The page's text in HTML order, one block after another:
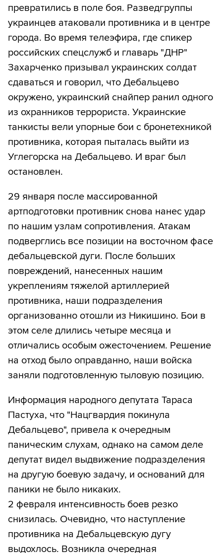
превратились в поле боя. Разведгруппы
украинцев атаковали противника и в центре
города. Во время телеэфира, где спикер
российских спецслужб и главарь "ДНР"
Захарченко призывал украинских солдат
сдаваться и говорил, что Дебальцево
окружено, украинский снайпер ранил одного
из охранников террориста. Украинские
танкисты вели упорные бои с бронетехникой
противника, которая пыталась выйти из
Углегорска на Дебальцево. И враг был
остановлен.
29 января после массированной
артподготовки противник снова нанес удар
по нашим узлам сопротивления. Атакам
подверглись все позиции на восточном фасе
дебальцевской дуги. После больших
повреждений, нанесенных нашим
укреплениям тяжелой артиллерией
противника, наши подразделения
организованно отошли из Никишино. Бои в
этом селе длились четыре месяца и
отличались особым ожесточением. Решение
на отход было оправданно, наши войска
заняли подготовленную тыловую позицию.
Информация народного депутата Тараса
Пастуха, что "Нацгвардия покинула
Дебальцево", привела к очередным
паническим слухам, однако на самом деле
депутат видел выдвижение подразделения
на другую боевую задачу, и оснований для
паники не было никаких.
2 февраля интенсивность боев резко
снизилась. Очевидно, что наступление
противника на Дебальцевскую дугу
выдохлось. Возникла очередная